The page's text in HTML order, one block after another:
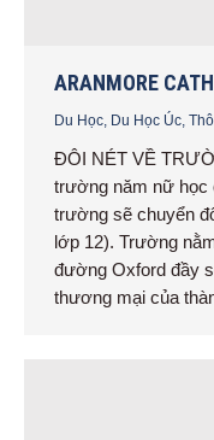
ARANMORE
Du Học Du Học Úc
ĐÔI NÉT VỀ
trường năm nữ học
trường sẽ chuyển
lớp 12). Trường
đường Oxford đầy
thương mại của